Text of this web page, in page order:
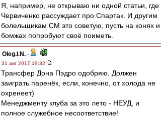
Я, например, не открываю ни одной статьи, где
Червиченко рассуждает про Спартак. И другим
болельщикам СМ это советую, пусть на конях и
бомжах попробуют своё поиметь.
Oleg.I.N. -
31 авг 2017 19:32
Трансфер Дона Пэдро одобряю. Должен
заиграть паренёк, если, конечно, от холода не
охренеет)
Менеджменту клуба за это лето - НЕУД, и
полное служебное несоответствие!